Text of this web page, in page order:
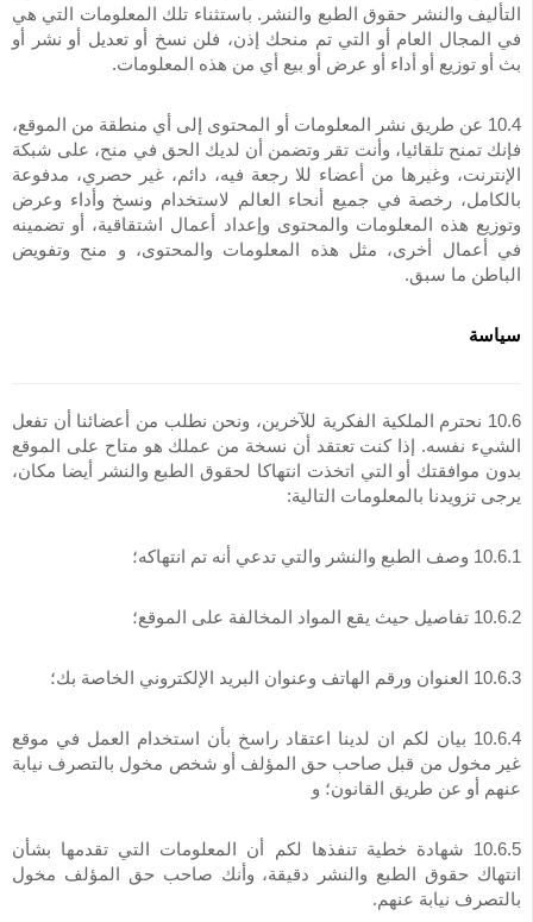
التأليف والنشر حقوق الطبع والنشر. باستثناء تلك المعلومات التي هي
في المجال العام أو التي تم منحك إذن، فلن نسخ أو تعديل أو نشر أو
بث أو توزيع أو أداء أو عرض أو بيع أي من هذه المعلومات.
10.4 عن طريق نشر المعلومات أو المحتوى إلى أي منطقة من الموقع،
فإنك تمنح تلقائيا، وأنت تقر وتضمن أن لديك الحق في منح، على شبكة
الإنترنت، وغيرها من أعضاء للا رجعة فيه، دائم، غير حصري، مدفوعة
بالكامل، رخصة في جميع أنحاء العالم لاستخدام ونسخ وأداء وعرض
وتوزيع هذه المعلومات والمحتوى وإعداد أعمال اشتقاقية، أو تضمينه
في أعمال أخرى، مثل هذه المعلومات والمحتوى، و منح وتفويض
الباطن ما سبق.
سياسة
10.6 نحترم الملكية الفكرية للآخرين، ونحن نطلب من أعضائنا أن تفعل
الشيء نفسه. إذا كنت تعتقد أن نسخة من عملك هو متاح على الموقع
بدون موافقتك أو التي اتخذت انتهاكا لحقوق الطبع والنشر أيضا مكان،
يرجى تزويدنا بالمعلومات التالية:
10.6.1 وصف الطبع والنشر والتي تدعي أنه تم انتهاكه؛
10.6.2 تفاصيل حيث يقع المواد المخالفة على الموقع؛
10.6.3 العنوان ورقم الهاتف وعنوان البريد الإلكتروني الخاصة بك؛
10.6.4 بيان لكم ان لدينا اعتقاد راسخ بأن استخدام العمل في موقع
غير مخول من قبل صاحب حق المؤلف أو شخص مخول بالتصرف نيابة
عنهم أو عن طريق القانون؛ و
10.6.5 شهادة خطية تنفذها لكم أن المعلومات التي تقدمها بشأن
انتهاك حقوق الطبع والنشر دقيقة، وأنك صاحب حق المؤلف مخول
بالتصرف نيابة عنهم.